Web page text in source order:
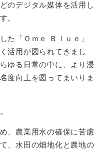
のデジタル媒体を活用し
。
た「Ｏｍｅ Ｂｌｕｅ」
活用が図られてきまし
ゆる日常の中に、より浸
度向上を図ってまいりま
、農業用水の確保に苦慮
、水田の畑地化と農地の